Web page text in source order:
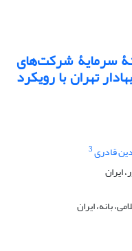
سرمایۀ شرکت‌های
تهران با رویکرد
قادری3
ایران